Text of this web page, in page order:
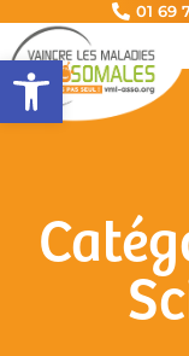
Ouvrir la barre d’outils
01 69